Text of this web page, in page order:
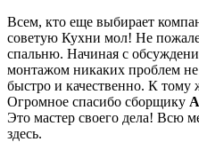
Всем, кто еще выбирает
советую Кухни мол! Не
спальню. Начиная с
монтажом никаких проблем
быстро и качественно. К тому
Огромное спасибо сборщику
Это мастер своего дела! Всю
здесь.